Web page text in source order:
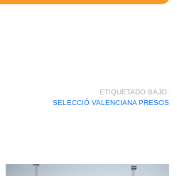
ETIQUETADO BAJO:
SELECCIÓ VALENCIANA PRESOS